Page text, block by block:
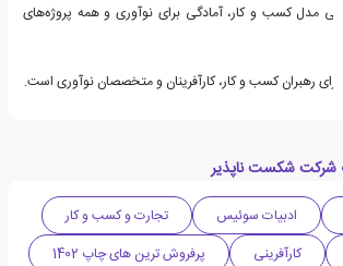
مدل کسب و کار، آمادگی برای نوآوری و همه پروژه‌های
رهبران کسب و کار، کارآفرینان و متخصصان نوآوری است.
شرکت شکست ناپذیر
ادبیات سوئیس
تجارت و کسب و کار
کارآفرینی پرفروش ترین های چاپ 1402